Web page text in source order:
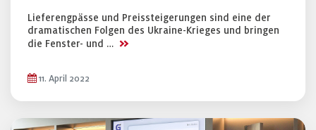
Lieferengpässe und Preissteigerungen sind eine der
dramatischen Folgen des Ukraine-Krieges und bringen
die Fenster- und … >>
11. April 2022